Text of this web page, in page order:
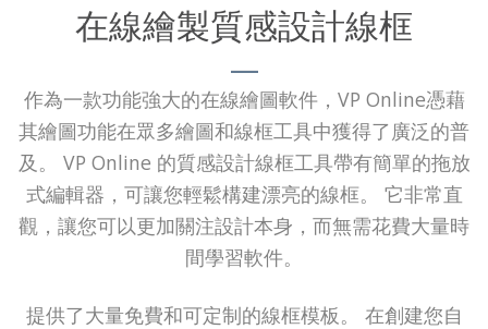
在線繪製質感設計線框
作為一款功能強大的在線繪圖軟件，VP Online憑藉
其繪圖功能在眾多繪圖和線框工具中獲得了廣泛的普
及。 VP Online 的質感設計線框工具帶有簡單的拖放
式編輯器，可讓您輕鬆構建漂亮的線框。 它非常直
觀，讓您可以更加關注設計本身，而無需花費大量時
間學習軟件。
提供了大量免費和可定制的線框模板。 在創建您自